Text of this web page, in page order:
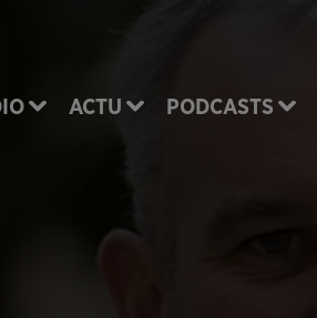
ACTU PODCASTS